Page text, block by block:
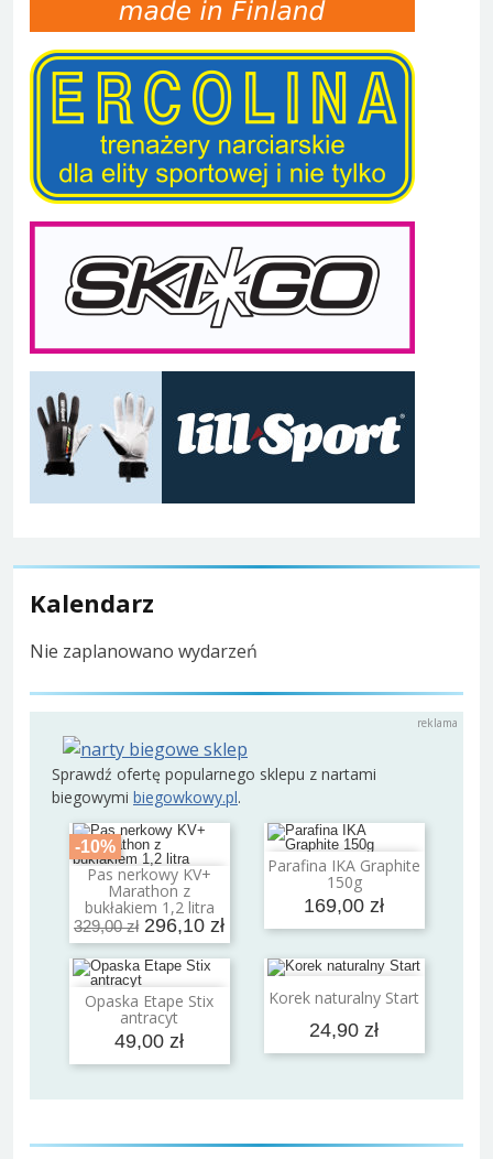
Kalendarz
Nie zaplanowano wydarzeń
Sprawdź ofertę popularnego sklepu z nartami
biegowymi biegowkowy.pl.
-10%
Pas nerkowy KV+
Marathon z
bukłakiem 1,2 litra
329,00 zł 296,10 zł
Dodaj do koszyka
Parafina IKA Graphite
150g
169,00 zł
Dodaj do koszyka
Opaska Etape Stix
antracyt
49,00 zł
Dodaj do koszyka Korek naturalny Start
24,90 zł
Dodaj do koszyka